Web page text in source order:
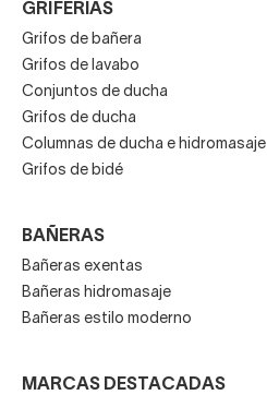
GRIFERÍAS
Grifos de bañera
Grifos de lavabo
Conjuntos de ducha
Grifos de ducha
Columnas de ducha e hidromasaje
Grifos de bidé
BAÑERAS
Bañeras exentas
Bañeras hidromasaje
Bañeras estilo moderno
MARCAS DESTACADAS